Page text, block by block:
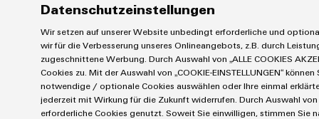
Datenschutzeinstellungen
Wir setzen auf unserer Website unbedingt erforderliche und
wir für die Verbesserung unseres Onlineangebots, z.B. durch
zugeschnittene Werbung. Durch Auswahl von „ALLE COOKIES
Cookies zu. Mit der Auswahl von „COOKIE-EINSTELLUNGEN“
notwendige / optionale Cookies auswählen oder Ihre einmal
jederzeit mit Wirkung für die Zukunft widerrufen. Durch Auswahl
erforderliche Cookies genutzt. Soweit Sie einwilligen, stimmen Sie